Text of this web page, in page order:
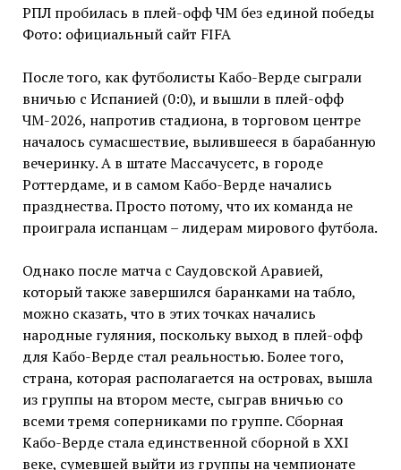
Фото: официальный сайт FIFA
После того, как футболисты Кабо-Верде сыграли
вничью с Испанией (0:0), и вышли в плей-офф
ЧМ-2026, напротив стадиона, в торговом центре
началось сумасшествие, вылившееся в барабанную
вечеринку. А в штате Массачусетс, в городе
Роттердаме, и в самом Кабо-Верде начались
празднества. Просто потому, что их команда не
проиграла испанцам – лидерам мирового футбола.
Однако после матча с Саудовской Аравией,
который также завершился баранками на табло,
можно сказать, что в этих точках начались
народные гуляния, поскольку выход в плей-офф
для Кабо-Верде стал реальностью. Более того,
страна, которая располагается на островах, вышла
из группы на втором месте, сыграв вничью со
всеми тремя соперниками по группе. Сборная
Кабо-Верде стала единственной сборной в XXI
веке, сумевшей выйти из группы на чемпионате